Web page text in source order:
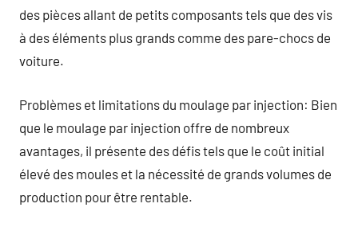
des pièces allant de petits composants tels que des vis
à des éléments plus grands comme des pare-chocs de
voiture.
Problèmes et limitations du moulage par injection: Bien
que le moulage par injection offre de nombreux
avantages, il présente des défis tels que le coût initial
élevé des moules et la nécessité de grands volumes de
production pour être rentable.